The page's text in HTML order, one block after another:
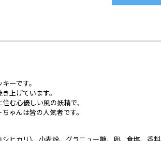
ーです。
上げています。
む心優しい風の妖精で、
ゃんは皆の人気者です。